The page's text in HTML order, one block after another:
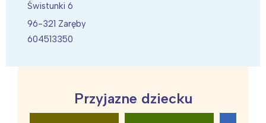
Świstunki 6
96-321 Zaręby
604513350
Przyjazne dziecku